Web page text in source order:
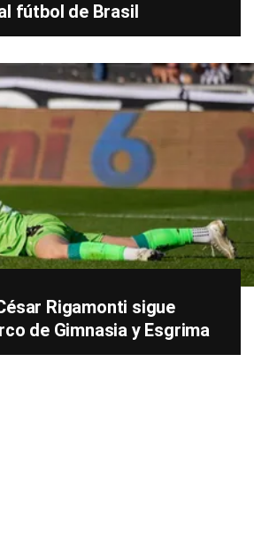
fútbol de Brasil
Rigamonti sigue
de Gimnasia y Esgrima